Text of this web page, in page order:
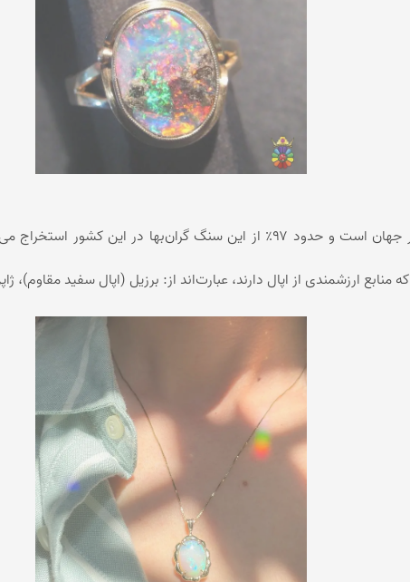
استرالیا مهم‌ترین تولیدکننده اپال در جهان است و حدود ۹۷٪ از این سنگ
ارزشمندی از اپال دارند، عبارت‌اند از: برزیل (اپال سفید مقاوم)،